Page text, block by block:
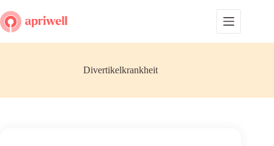
to
content
Divertikelkrankheit